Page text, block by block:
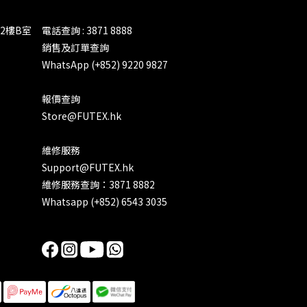
樓B室
電話查詢 : 3871 8888
銷售及訂單查詢
WhatsApp (+852) 9220 9827
報價查詢
Store@FUTEX.hk
維修服務
Support@FUTEX.hk
維修服務查詢：3871 8882
Whatsapp (+852) 6543 3035